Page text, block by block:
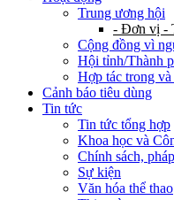
Trung ương hội
- Đơn vị -
Cộng đồng vì
Hội tỉnh/Thành
Hợp tác trong
Cảnh báo tiêu dùng
Tin tức
Tin tức tổng hợp
Khoa học và
Chính sách,
Sự kiện
Văn hóa thể thao